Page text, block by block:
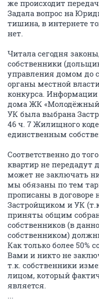
же происходит
Задала вопрос на
тишина, в интернете
нет.
Читала сегодня
собственники
управления домом до
органы местной
конкурса. Информации
дома ЖК
УК была выбрана
46 ч. 7 Жилищного
единственным
Соответственно до
квартир не передадут
может не заключать
мы обязаны по тем
прописаны в
Застройщиком и УК
приняты общим
собственников (в
собственником)
Как только более 50%
Вами и никто не
т.к. собственники
лицом, который
является.
...